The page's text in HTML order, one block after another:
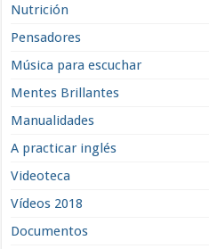
Nutrición
Pensadores
Música para escuchar
Mentes Brillantes
Manualidades
A practicar inglés
Videoteca
Vídeos 2018
Documentos